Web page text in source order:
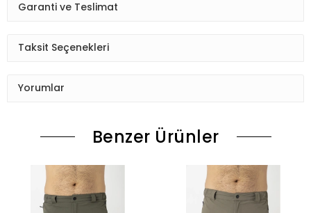
Garanti ve Teslimat
Taksit Seçenekleri
Yorumlar
Benzer Ürünler